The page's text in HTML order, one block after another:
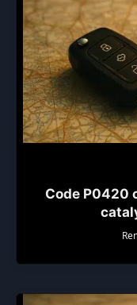
Code P0420